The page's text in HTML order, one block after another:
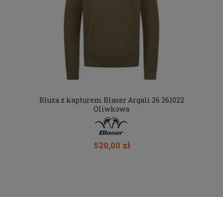
Bluza z kapturem Blaser Argali 26 261022
Oliwkowa
520,00 zł